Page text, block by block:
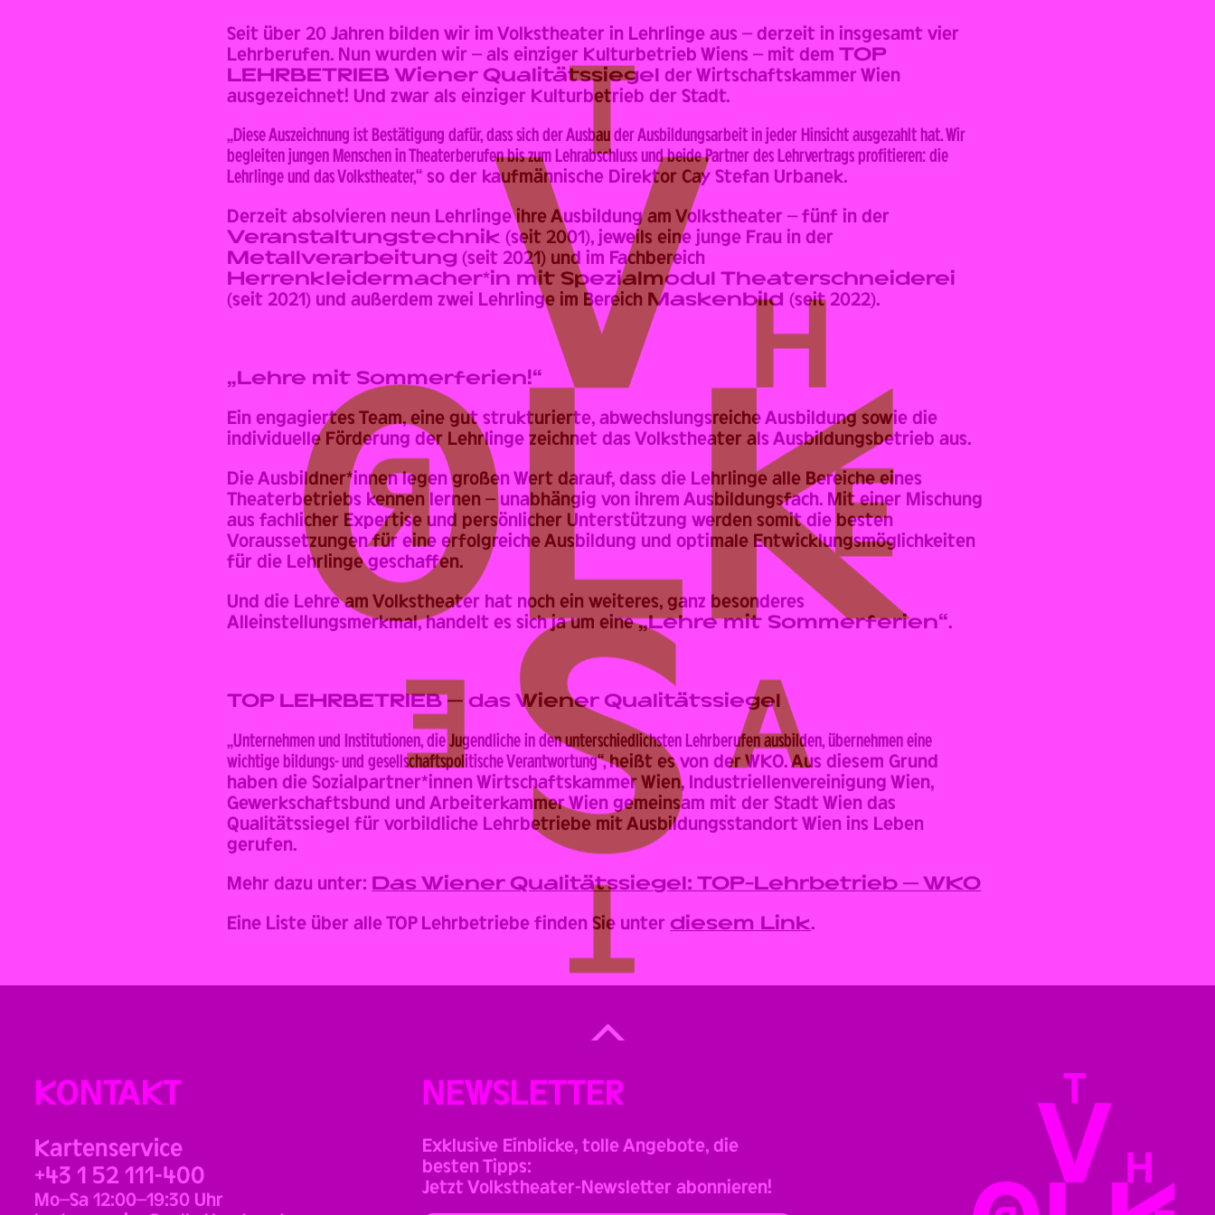
Seit über 20 Jahren bilden wir im Volkstheater in Lehrlinge aus – derzeit in insgesamt vier
Lehrberufen. Nun wurden wir – als einziger Kulturbetrieb Wiens – mit demTOP
LEHRBETRIEB Wiener Qualitätssiegel der Wirtschaftskammer Wien
ausgezeichnet! Und zwar als einziger Kulturbetrieb der Stadt.
„Diese Auszeichnung ist Bestätigung dafür, dass sich der Ausbau der Ausbildungsarbeit in jeder Hinsicht ausgezahlt hat. Wir
begleiten jungen Menschen in Theaterberufen bis zum Lehrabschluss und beide Partner des Lehrvertrags profitieren: die
Lehrlinge und das Volkstheater,“ so der kaufmännische Direktor Cay Stefan Urbanek.
Derzeit absolvieren neun Lehrlinge ihre Ausbildung am Volkstheater – fünf in der
Veranstaltungstechnik (seit 2001), jeweils eine junge Frau in der
Metallverarbeitung (seit 2021) und im Fachbereich
Herrenkleidermacher*in mit Spezialmodul Theaterschneiderei
(seit 2021) und außerdem zwei Lehrlinge im Bereich Maskenbild (seit 2022).
„Lehre mit Sommerferien!“
Ein engagiertes Team, eine gut strukturierte, abwechslungsreiche Ausbildung sowie die
individuelle Förderung der Lehrlinge zeichnet das Volkstheater als Ausbildungsbetrieb aus.
Die Ausbildner*innen legen großen Wert darauf, dass die Lehrlinge alle Bereiche eines
Theaterbetriebs kennen lernen – unabhängig von ihrem Ausbildungsfach. Mit einer Mischung
aus fachlicher Expertise und persönlicher Unterstützung werden somit die besten
Voraussetzungen für eine erfolgreiche Ausbildung und optimale Entwicklungsmöglichkeiten
für die Lehrlinge geschaffen.
Und die Lehre am Volkstheater hat noch ein weiteres, ganz besonderes
Alleinstellungsmerkmal, handelt es sich ja um eine„Lehre mit Sommerferien“
TOP LEHRBETRIEB – das Wiener Qualitätssiegel
„Unternehmen und Institutionen, die Jugendliche in den unterschiedlichsten Lehrberufen ausbilden, übernehmen eine
wichtige bildungs- und gesellschaftspolitische Verantwortung“,heißt es von der WKO. Aus diesem Grund
haben die Sozialpartner*innen Wirtschaftskammer Wien, Industriellenvereinigung Wien,
Gewerkschaftsbund und Arbeiterkammer Wien gemeinsam mit der Stadt Wien das
Qualitätssiegel für vorbildliche Lehrbetriebe mit Ausbildungsstandort Wien ins Leben
gerufen.
Mehr dazu unter: Das Wiener Qualitätssiegel: TOP-Lehrbetrieb – WKO
Eine Liste über alle TOP Lehrbetriebe finden Sie unter diesem Link.
Back
to
KONTAKT
Kartenservice
+43 1 52 111-400
Mo–Sa 12:00–19:30 Uhr
NEWSLETTER
Exklusive Einblicke, tolle Angebote, die
besten Tipps:
Jetzt Volkstheater-Newsletter abonnieren!